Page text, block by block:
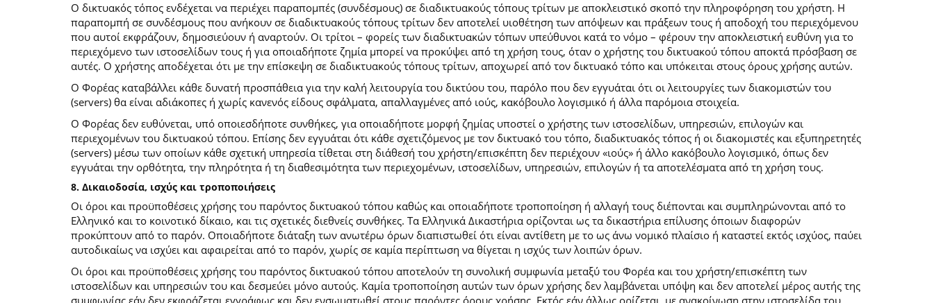
O δικτυακός τόπος ενδέχεται να περιέχει παραπομπές (συνδέσμους) σε διαδικτυακούς τόπους τρίτων με αποκλειστικό σκοπό την πληροφόρηση του χρήστη. Η
παραπομπή σε συνδέσμους που ανήκουν σε διαδικτυακούς τόπους τρίτων δεν αποτελεί υιοθέτηση των απόψεων και πράξεων τους ή αποδοχή του περιεχόμενου
που αυτοί εκφράζουν, δημοσιεύουν ή αναρτούν. Οι τρίτοι – φορείς των διαδικτυακών τόπων υπεύθυνοι κατά το νόμο – φέρουν την αποκλειστική ευθύνη για το
περιεχόμενο των ιστοσελίδων τους ή για οποιαδήποτε ζημία μπορεί να προκύψει από τη χρήση τους, όταν ο χρήστης του δικτυακού τόπου αποκτά πρόσβαση σε
αυτές. Ο χρήστης αποδέχεται ότι με την επίσκεψη σε διαδικτυακούς τόπους τρίτων, αποχωρεί από τον δικτυακό τόπο και υπόκειται στους όρους χρήσης αυτών.
Ο Φορέας καταβάλλει κάθε δυνατή προσπάθεια για την καλή λειτουργία του δικτύου του, παρόλο που δεν εγγυάται ότι οι λειτουργίες των διακομιστών του
(servers) θα είναι αδιάκοπες ή χωρίς κανενός είδους σφάλματα, απαλλαγμένες από ιούς, κακόβουλο λογισμικό ή άλλα παρόμοια στοιχεία.
Ο Φορέας δεν ευθύνεται, υπό οποιεσδήποτε συνθήκες, για οποιαδήποτε μορφή ζημίας υποστεί ο χρήστης των ιστοσελίδων, υπηρεσιών, επιλογών και
περιεχομένων του δικτυακού τόπου. Επίσης δεν εγγυάται ότι κάθε σχετιζόμενος με τον δικτυακό του τόπο, διαδικτυακός τόπος ή οι διακομιστές και εξυπηρετητές
(servers) μέσω των οποίων κάθε σχετική υπηρεσία τίθεται στη διάθεσή του χρήστη/επισκέπτη δεν περιέχουν «ιούς» ή άλλο κακόβουλο λογισμικό, όπως δεν
εγγυάται την ορθότητα, την πληρότητα ή τη διαθεσιμότητα των περιεχομένων, ιστοσελίδων, υπηρεσιών, επιλογών ή τα αποτελέσματα από τη χρήση τους.
8. Δικαιοδοσία, ισχύς και τροποποιήσεις
Οι όροι και προϋποθέσεις χρήσης του παρόντος δικτυακού τόπου καθώς και οποιαδήποτε τροποποίηση ή αλλαγή τους διέπονται και συμπληρώνονται από το
Ελληνικό και το κοινοτικό δίκαιο, και τις σχετικές διεθνείς συνθήκες. Τα Ελληνικά Δικαστήρια ορίζονται ως τα δικαστήρια επίλυσης όποιων διαφορών
προκύπτουν από το παρόν. Οποιαδήποτε διάταξη των ανωτέρω όρων διαπιστωθεί ότι είναι αντίθετη με το ως άνω νομικό πλαίσιο ή καταστεί εκτός ισχύος, παύει
αυτοδικαίως να ισχύει και αφαιρείται από το παρόν, χωρίς σε καμία περίπτωση να θίγεται η ισχύς των λοιπών όρων.
Οι όροι και προϋποθέσεις χρήσης του παρόντος δικτυακού τόπου αποτελούν τη συνολική συμφωνία μεταξύ του Φορέα και του χρήστη/επισκέπτη των
ιστοσελίδων και υπηρεσιών του και δεσμεύει μόνο αυτούς. Καμία τροποποίηση αυτών των όρων χρήσης δεν λαμβάνεται υπόψη και δεν αποτελεί μέρος αυτής της